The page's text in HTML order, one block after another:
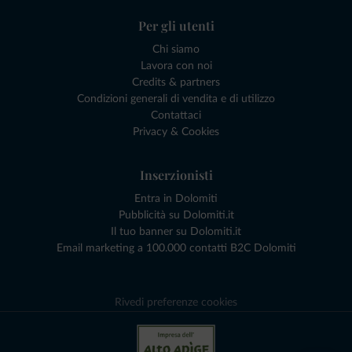
Per gli utenti
Chi siamo
Lavora con noi
Credits & partners
Condizioni generali di vendita e di utilizzo
Contattaci
Privacy & Cookies
Inserzionisti
Entra in Dolomiti
Pubblicità su Dolomiti.it
Il tuo banner su Dolomiti.it
Email marketing a 100.000 contatti B2C Dolomiti
Rivedi preferenze cookies